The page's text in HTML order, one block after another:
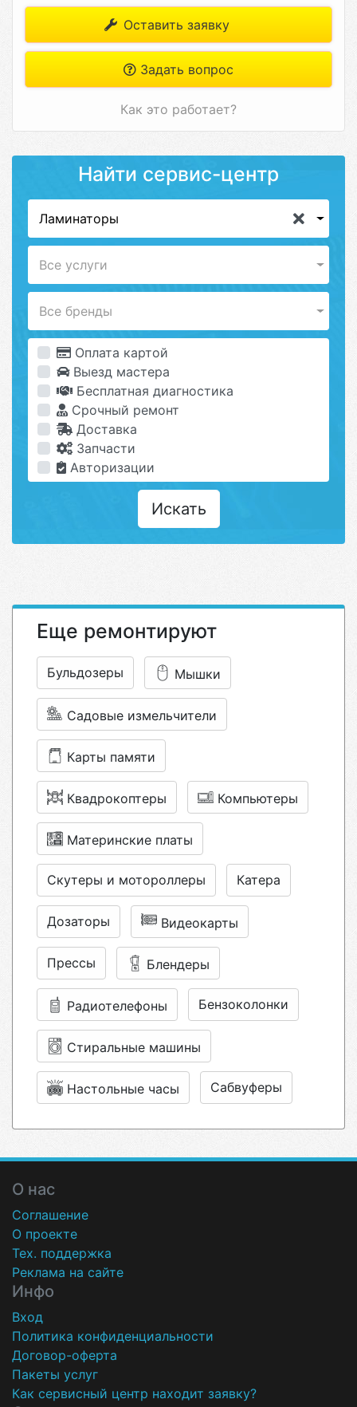
Оставить заявку
Задать вопрос
Как это работает?
Найти сервис-центр
Ламинаторы
Все услуги
Все бренды
Оплата картой
Выезд мастера
Бесплатная диагностика
Срочный ремонт
Доставка
Запчасти
Авторизации
Искать
Еще ремонтируют
Бульдозеры Мышки
Садовые измельчители
Карты памяти
Квадрокоптеры Компьютеры
Материнские платы
Скутеры и мотороллеры Катера
Дозаторы Видеокарты
Прессы Блендеры
Радиотелефоны Бензоколонки
Стиральные машины
Настольные часы Сабвуферы
О нас
Соглашение
О проекте
Тех. поддержка
Реклама на сайте
Инфо
Вход
Политика конфиденциальности
Договор-оферта
Пакеты услуг
Как сервисный центр находит заявку?